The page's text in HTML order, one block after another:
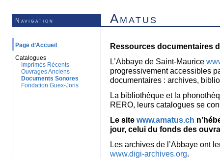
Navigation Amatus
Page d’Accueil
Catalogues
Imprimés Récents
Ouvrages Anciens
Documents Sonores
Fondation Guex-Joris
Ressources documentaires
L’Abbaye de Saint-Maurice
progressivement accessibles
documentaires : archives,
La bibliothèque et la
RERO, leurs catalogues se
Le site www.amatus.ch
jour, celui du fonds des
Les archives de l’Abbaye ont
www.digi-archives.org.